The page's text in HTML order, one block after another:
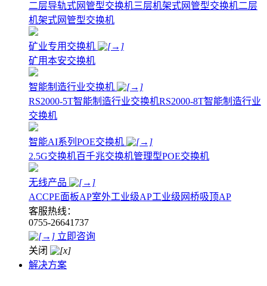
二层导轨式网管型交换机三层机架式网管型交换机二层
机架式网管型交换机
矿业专用交换机
矿用本安交换机
智能制造行业交换机
RS2000-5T智能制造行业交换机RS2000-8T智能制造行业
交换机
智能AI系列POE交换机
2.5G交换机百千兆交换机管理型POE交换机
无线产品
ACCPE面板AP室外工业级AP工业级网桥吸顶AP
客服热线：
0755-26641737
立即咨询
关闭
解决方案